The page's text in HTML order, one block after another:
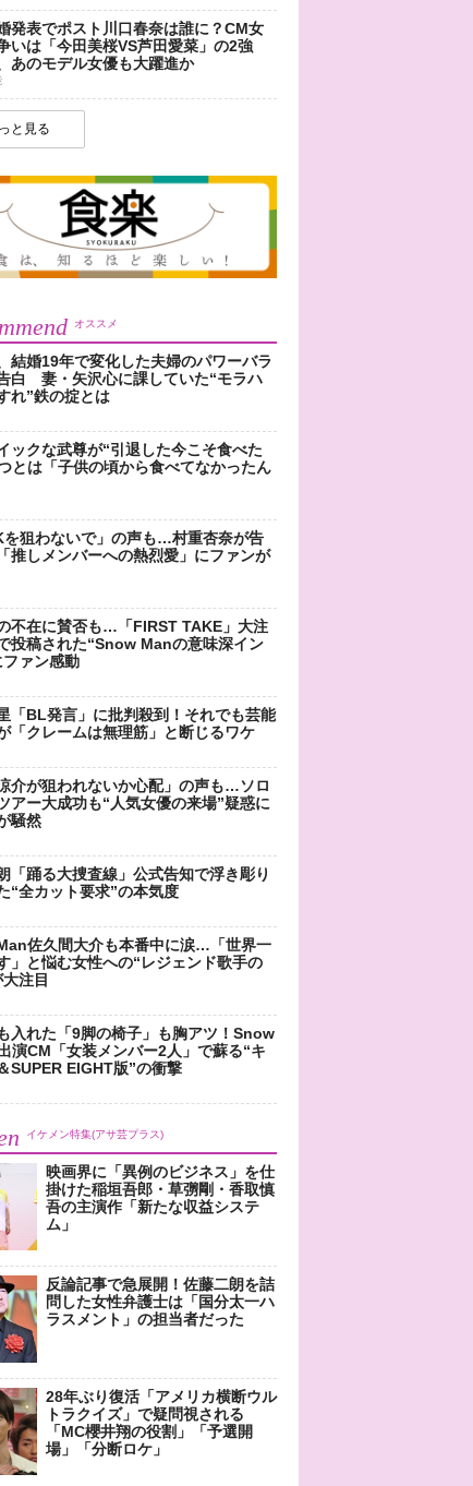
発表でポスト川口春奈は誰に？CM女
いは「今田美桜VS芦田愛菜」の2強
あのモデル女優も大躍進か
と見る
オススメ
結婚19年で変化した夫婦のパワーバラ
白 妻・矢沢心に課していた“モラハ
れ”鉄の掟とは
ックな武尊が“引退した今こそ食べた
とは「子供の頃から食べてなかったん
を狙わないで」の声も…村重杏奈が告
推しメンバーへの熱烈愛」にファンが
不在に賛否も…「FIRST TAKE」大注
投稿された“Snow Manの意味深イン
ファン感動
「BL発言」に批判殺到！それでも芸能
「クレームは無理筋」と断じるワケ
涼介が狙われないか心配」の声も…ソロ
アー大成功も“人気女優の来場”疑惑に
騒然
「踊る大捜査線」公式告知で浮き彫り
“全カット要求”の本気度
佐久間大介も本番中に涙…「世界一
」と悩む女性への“レジェンド歌手の
注目
入れた「9脚の椅子」も胸アツ！Snow
演CM「女装メンバー2人」で蘇る“キ
SUPER EIGHT版”の衝撃
イケメン特集(アサ芸プラス)
映画界に「異例のビジネス」を仕
掛けた稲垣吾郎・草彅剛・香取慎
吾の主演作「新たな収益システ
ム」
反論記事で急展開！佐藤二朗を詰
問した女性弁護士は「国分太一ハ
ラスメント」の担当者だった
28年ぶり復活「アメリカ横断ウル
トラクイズ」で疑問視される
「MC櫻井翔の役割」「予選開
場」「分断ロケ」